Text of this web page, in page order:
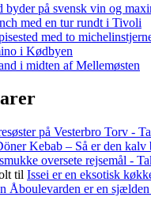
byder på svensk vin og
med en tur rundt i Tivoli
med to
i Kødbyen
i midten af Mellemøsten
på Vesterbro Torv -
Kebab – Så er den kalv
oversete rejsemål -
til Issei er en eksotisk
Åboulevarden er en